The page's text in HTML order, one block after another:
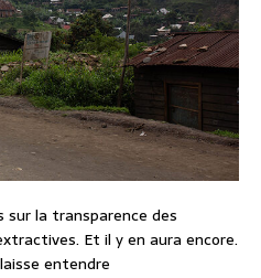
sur la transparence des
Et il y en aura encore.
entendre